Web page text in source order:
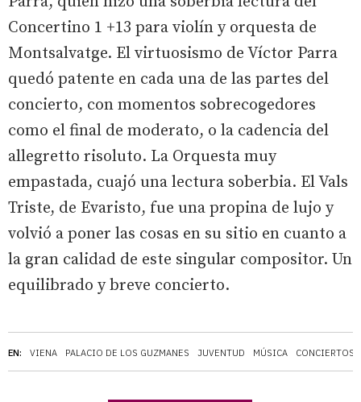
EN: VIENA PALACIO DE LOS GUZMANES JUVENTUD MÚSICA CONCIERTOS
Concertino 1 +13 para violín y orquesta de
Montsalvatge. El virtuosismo de Víctor Parra
quedó patente en cada una de las partes del
concierto, con momentos sobrecogedores
como el final de moderato, o la cadencia del
allegretto risoluto. La Orquesta muy
empastada, cuajó una lectura soberbia. El Vals
Triste, de Evaristo, fue una propina de lujo y
volvió a poner las cosas en su sitio en cuanto a
la gran calidad de este singular compositor. Un
equilibrado y breve concierto.